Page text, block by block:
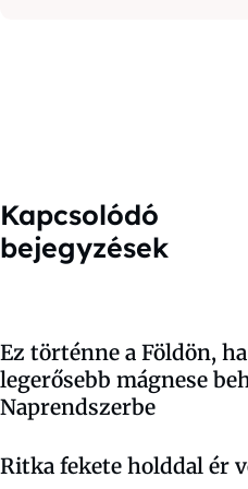
Kapcsolódó
bejegyzések
Ez történne a Földön,
legerősebb mágnese
Naprendszerbe
Ritka fekete holddal ér